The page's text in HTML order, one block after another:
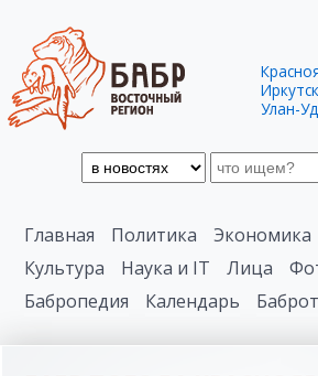
Иркутск
Улан-
Главная Политика
Экономика
Культура
Наука и IT Лица
Бабропедия
Календарь